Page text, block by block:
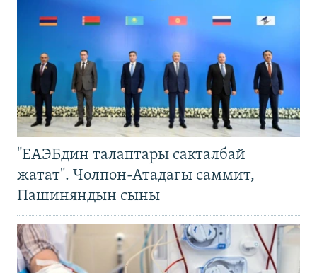
"ЕАЭБдин талаптары сакталбай
жатат". Чолпон-Атадагы саммит,
Пашиняндын сыны